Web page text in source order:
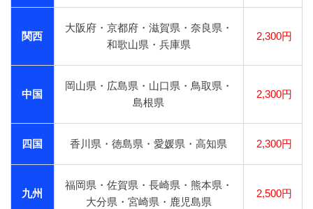
関西
大阪府・京都府・滋賀県・奈良県・
和歌山県・兵庫県
2,300円
中国
岡山県・広島県・山口県・鳥取県・
島根県
2,300円
四国 香川県・徳島県・愛媛県・高知県 2,300円
九州
福岡県・佐賀県・長崎県・熊本県・
大分県・宮崎県・鹿児島県
2,500円